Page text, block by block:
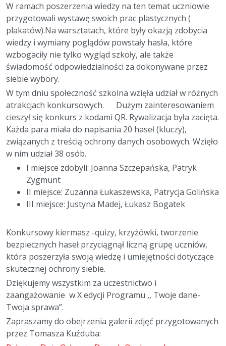
W ramach poszerzenia wiedzy na ten temat uczniowie
przygotowali wystawę swoich prac plastycznych (
plakatów).Na warsztatach, które były okazją zdobycia
wiedzy i wymiany poglądów powstały hasła, które
wzbogaciły nie tylko wygląd szkoły, ale także
świadomość odpowiedzialności za dokonywane przez
siebie wybory.
W tym dniu społeczność szkolna wzięła udział w różnych
atrakcjach konkursowych. Dużym zainteresowaniem
cieszył się konkurs z kodami QR. Rywalizacja była zacięta.
Każda para miała do napisania 20 haseł (kluczy),
związanych z treścią ochrony danych osobowych. Wzięło
w nim udział 38 osób.
I miejsce zdobyli: Joanna Szczepańska, Patryk
Zygmunt
II miejsce: Zuzanna Łukaszewska, Patrycja Golińska
III miejsce: Justyna Madej, Łukasz Bogatek
Konkursowy kiermasz -quizy, krzyżówki, tworzenie
bezpiecznych haseł przyciągnął liczną grupę uczniów,
która poszerzyła swoją wiedzę i umiejętności dotyczące
skutecznej ochrony siebie.
Dziękujemy wszystkim za uczestnictwo i
zaangażowanie w X edycji Programu ,, Twoje dane-
Twoja sprawa”.
Zapraszamy do obejrzenia galerii zdjęć przygotowanych
przez Tomasza Kuźduba: